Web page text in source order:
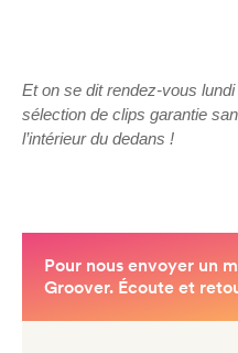
Et on se dit rendez-vous
sélection de clips garantie
l’intérieur du dedans !